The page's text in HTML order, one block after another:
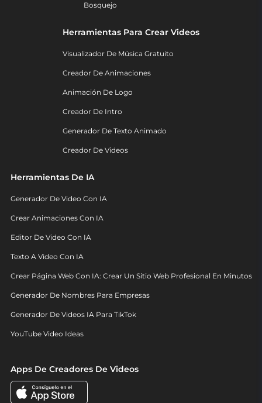
Bosquejo
Herramientas Para Crear Videos
Visualizador De Música Gratuito
Creador De Animaciones
Animación De Logo
Creador De Intro
Generador De Texto Animado
Creador De Videos
Herramientas De IA
Generador De Video Con IA
Crear Animaciones Con IA
Editor De Video Con IA
Texto A Video Con IA
Crear Página Web Con IA: Crear Un Sitio Web Profesional En Minutos
Generador De Nombres Para Empresas
Generador De Videos IA Para TikTok
YouTube Video Ideas
Apps De Creadores De Videos